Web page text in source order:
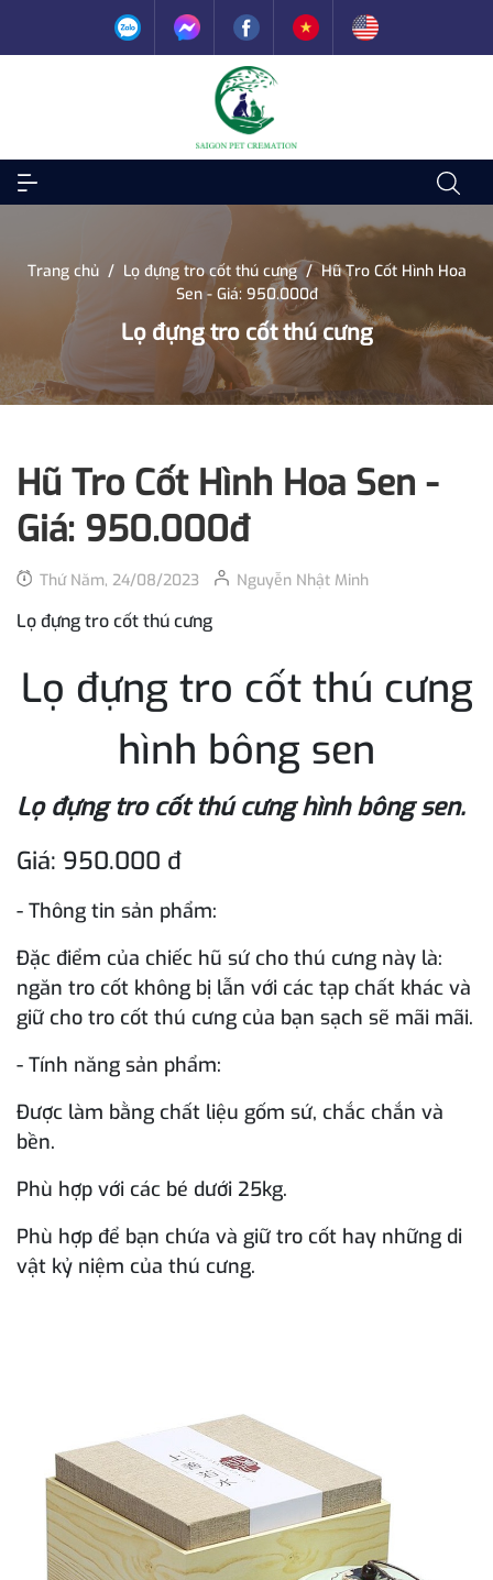
Trang chủ / Lọ đựng tro cốt thú cưng / Hũ Tro Cốt Hình Hoa
Sen - Giá: 950.000đ
Lọ đựng tro cốt thú cưng
Hũ Tro Cốt Hình Hoa Sen -
Giá: 950.000đ
Thứ Năm, 24/08/2023 Nguyễn Nhật Minh
Lọ đựng tro cốt thú cưng
Lọ đựng tro cốt thú cưng
hình bông sen
Lọ đựng tro cốt thú cưng hình bông sen.
Giá: 950.000 đ
- Thông tin sản phẩm:
Đặc điểm của chiếc hũ sứ cho thú cưng này là:
ngăn tro cốt không bị lẫn với các tạp chất khác và
giữ cho tro cốt thú cưng của bạn sạch sẽ mãi mãi.
- Tính năng sản phẩm:
Được làm bằng chất liệu gốm sứ, chắc chắn và
bền.
Phù hợp với các bé dưới 25kg.
Phù hợp để bạn chứa và giữ tro cốt hay những di
vật kỷ niệm của thú cưng.